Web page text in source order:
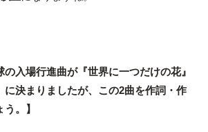
の入場行進曲が『世界に一つだけの花』
に決まりましたが、この2曲を作詞・作
。】